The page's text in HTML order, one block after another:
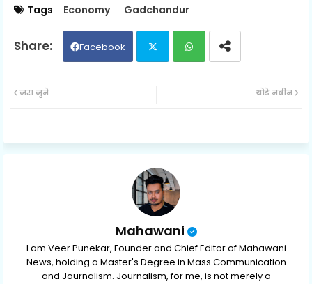
Tags Economy Gadchandur
Facebook
ap
थोडे नवीन
जरा जुने
Mahawani
I am Veer Punekar, Founder and Chief Editor of Mahawani
News, holding a Master's Degree in Mass Communication
and Journalism. Journalism, for me, is not merely a